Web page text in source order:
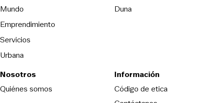
Mundo
Emprendimiento
Servicios
Urbana
DunaOpens in new window
Nosotros
Quiénes somos
Información
Código de eticaOpens in new